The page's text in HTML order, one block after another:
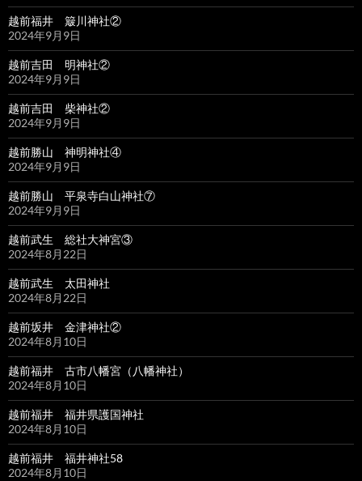
越前福井 簸川神社②
2024年9月9日
越前吉田 明神社②
2024年9月9日
越前吉田 柴神社②
2024年9月9日
越前勝山 神明神社④
2024年9月9日
越前勝山 平泉寺白山神社⑦
2024年9月9日
越前武生 総社大神宮③
2024年8月22日
越前武生 太田神社
2024年8月22日
越前坂井 金津神社②
2024年8月10日
越前福井 古市八幡宮（八幡神社）
2024年8月10日
越前福井 福井県護国神社
2024年8月10日
越前福井 福井神社58
2024年8月10日